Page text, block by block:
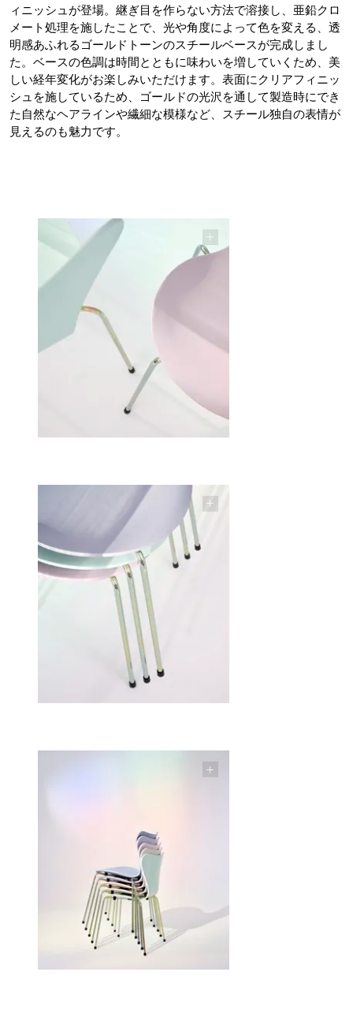
ィニッシュが登場。継ぎ目を作らない方法で溶接し、亜鉛クロ
メート処理を施したことで、光や角度によって色を変える、透
明感あふれるゴールドトーンのスチールベースが完成しまし
た。ベースの色調は時間とともに味わいを増していくため、美
しい経年変化がお楽しみいただけます。表面にクリアフィニッ
シュを施しているため、ゴールドの光沢を通して製造時にでき
た自然なヘアラインや繊細な模様など、スチール独自の表情が
見えるのも魅力です。